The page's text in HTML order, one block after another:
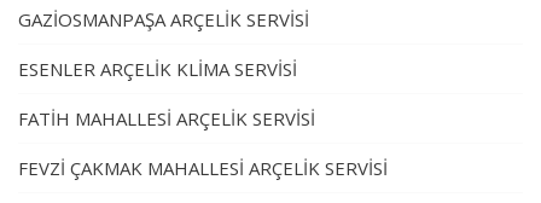
GAZİOSMANPAŞA ARÇELİK SERVİSİ
ESENLER ARÇELİK KLİMA SERVİSİ
FATİH MAHALLESİ ARÇELİK SERVİSİ
FEVZİ ÇAKMAK MAHALLESİ ARÇELİK SERVİSİ